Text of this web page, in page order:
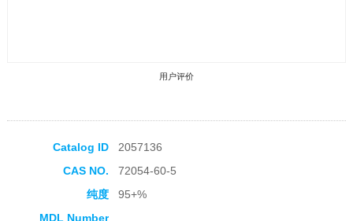
用户评价
Catalog ID
2057136
CAS NO.
72054-60-5
纯度
95+%
MDL Number